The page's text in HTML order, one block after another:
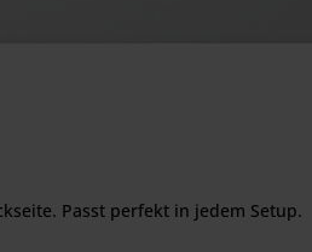
Passt perfekt in jedem Setup.